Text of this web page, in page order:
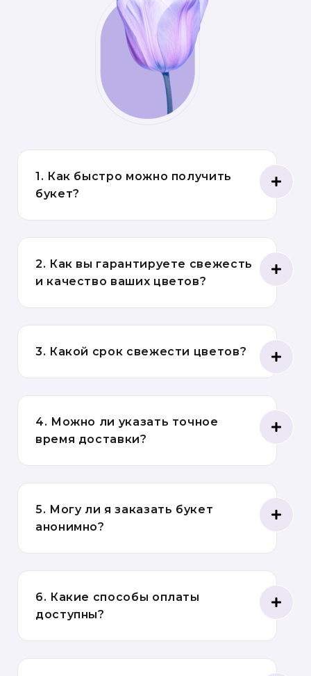
1. Как быстро можно получить
букет?
2. Как вы гарантируете свежесть
и качество ваших цветов?
3. Какой срок свежести цветов?
4. Можно ли указать точное
время доставки?
5. Могу ли я заказать букет
анонимно?
6. Какие способы оплаты
доступны?